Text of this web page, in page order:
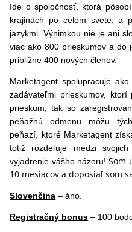
Ide o spoločnosť, ktorá
krajinách po celom svete, a
jazykmi Výnimkou nie je ani
viac ako 800 prieskumov a do
približne 400 nových členov.
Marketagent spolupracuje
zadávateľmi prieskumov,
prieskum, tak so
peňažnú odmenu môžu
peňazí, ktoré Marketagent
totiž rozdeľuje medzi
vyjadrenie vášho názoru!Som
10 mesiacov a doposiaľ som
Slovenčina – áno.
Registračný bonus – 100